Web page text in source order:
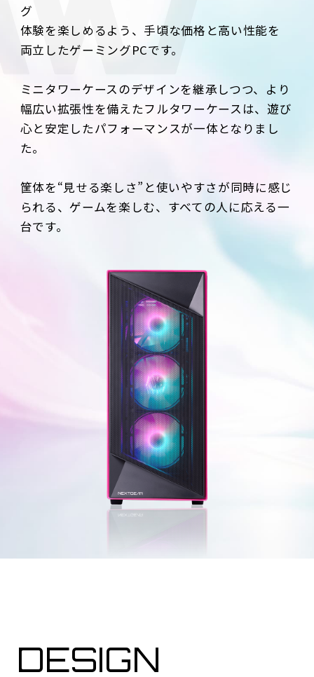
グ
体験を楽しめるよう、手頃な価格と高い性能を
両立したゲーミングPCです。
ミニタワーケースのデザインを継承しつつ、より
幅広い拡張性を備えたフルタワーケースは、遊び
心と安定したパフォーマンスが一体となりまし
た。
筐体を“見せる楽しさ”と使いやすさが同時に感じ
られる、ゲームを楽しむ、すべての人に応える一
台です。
DESIGN